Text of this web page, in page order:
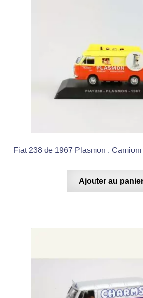
Fiat 238 de 1967 Plasmon :
Ajouter au panier